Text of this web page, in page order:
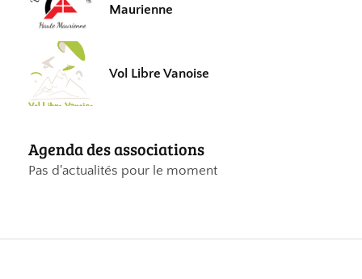
Maurienne
Vol Libre Vanoise
Agenda des associations
Pas d'actualités pour le moment